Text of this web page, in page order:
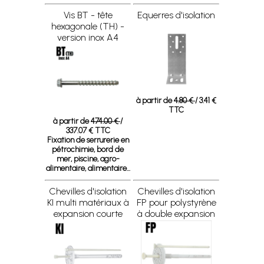
Vis BT - tête
hexagonale (TH) -
version inox A4
à partir de474.00 €/
337.07 € TTC
Fixation de serrurerie en
pétrochimie, bord de
mer, piscine, agro-
alimentaire, alimentaire...
Equerres d'isolation
à partir de4.80 €/ 3.41 €
TTC
Chevilles d'isolation
KI multi matériaux à
expansion courte
Chevilles d'isolation
FP pour polystyrène
à double expansion